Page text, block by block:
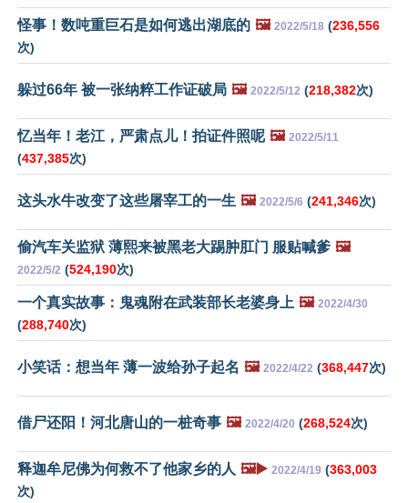
怪事！数吨重巨石是如何逃出湖底的 🖼️ 2022/5/18 (236,556
次)
躲过66年 被一张纳粹工作证破局 🖼️ 2022/5/12 (218,382次)
忆当年！老江，严肃点儿！拍证件照呢 🖼️ 2022/5/11
(437,385次)
这头水牛改变了这些屠宰工的一生 🖼️ 2022/5/6 (241,346次)
偷汽车关监狱 薄熙来被黑老大踢肿肛门 服贴喊爹 🖼️
2022/5/2 (524,190次)
一个真实故事：鬼魂附在武装部长老婆身上 🖼️ 2022/4/30
(288,740次)
小笑话：想当年 薄一波给孙子起名 🖼️ 2022/4/22 (368,447次)
借尸还阳！河北唐山的一桩奇事 🖼️ 2022/4/20 (268,524次)
释迦牟尼佛为何救不了他家乡的人 🖼️▶️ 2022/4/19 (363,003
次)